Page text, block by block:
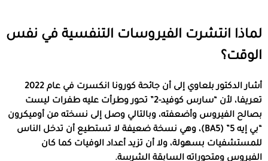
لماذا انتشرت الفيروسات التنفسية في نفس
الوقت؟
أشار الدكتور بلعاوي إلى أن جائحة كورونا انكسرت في عام 2022
تعريفا، لأن “سارس كوفيد-2” تحور وطرأت عليه طفرات ليست
بصالح الفيروس وأضعفته، وبالتالي وصل إلى نسخته من أوميكرون
“بي إيه 5” (BA5)، وهي نسخة ضعيفة لا تستطيع أن تدخل الناس
للمستشفيات بسهولة، ولا أن تزيد أعداد الوفيات كما كان
الفيروس ومتحوراته السابقة الشرسة.